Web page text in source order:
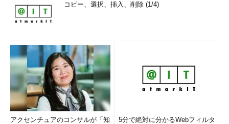
コピー、選択、挿入、削除 (1/4)
アクセンチュアのコンサルが「知
5分で絶対に分かるWebフィルタ